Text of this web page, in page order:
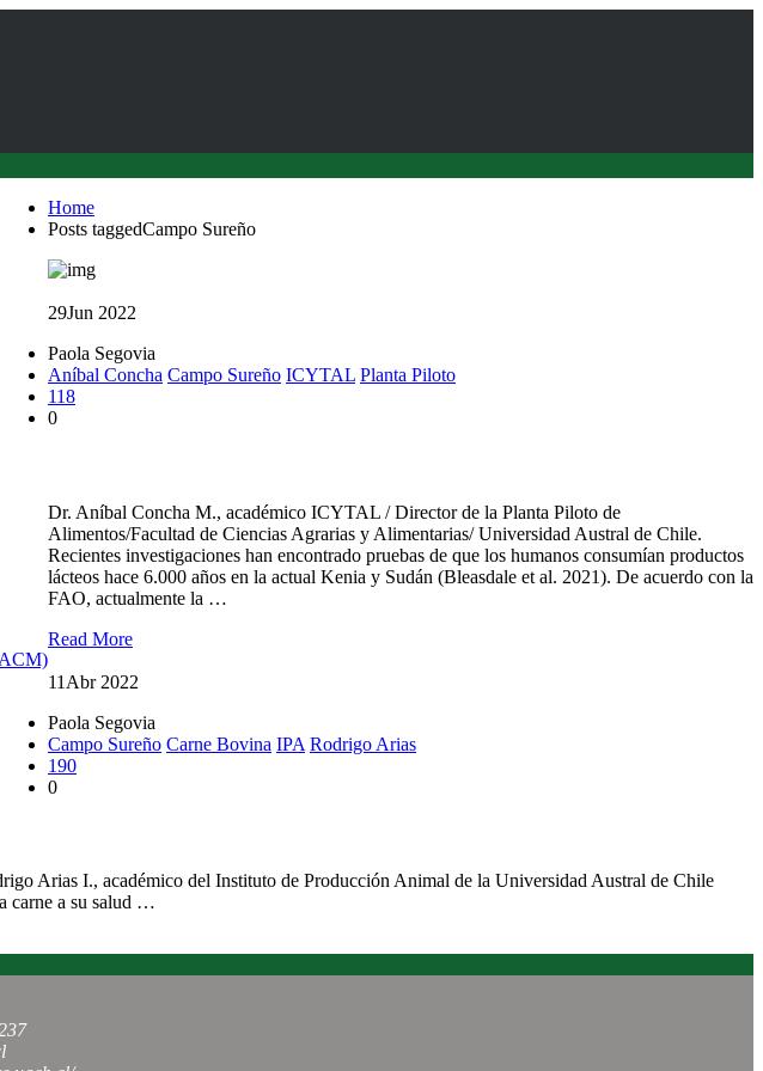
Home
Posts taggedCampo Sureño
29Jun 2022
Paola Segovia
Aníbal Concha Campo Sureño ICYTAL Planta Piloto
118
0
Dr. Aníbal Concha M., académico ICYTAL / Director de la Planta Piloto de
Alimentos/Facultad de Ciencias Agrarias y Alimentarias/ Universidad Austral de Chile.
Recientes investigaciones han encontrado pruebas de que los humanos consumían productos
lácteos hace 6.000 años en la actual Kenia y Sudán (Bleasdale et al. 2021). De acuerdo con la
FAO, actualmente la …
Read More
11 Abr 2022
Paola Segovia
Campo Sureño Carne Bovina IPA Rodrigo Arias
190
0
Arias I., académico del Instituto de Producción Animal de la Universidad Austral de Chile
carne a su salud …